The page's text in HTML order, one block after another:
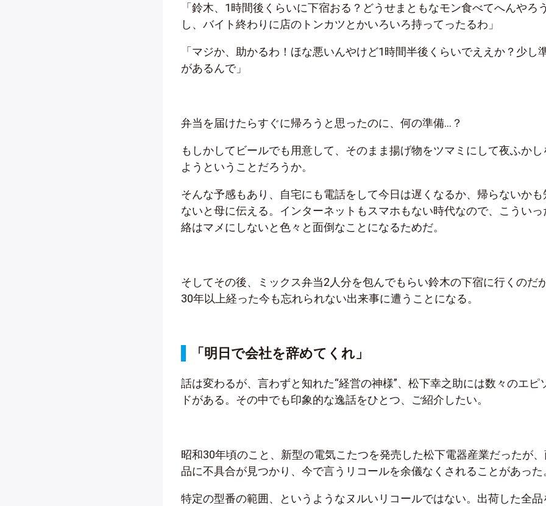
「鈴木、1時間後くらいに下宿おる？どうせまともなモン食べてへんやろう
し、バイト終わりに店のトンカツとかいろいろ持ってったるわ」
「マジか、助かるわ！ほな悪いんやけど1時間半後くらいでええか？少し
があるんで」
弁当を届けたらすぐに帰ろうと思ったのに、何の準備…？
もしかしてビールでも用意して、そのまま揚げ物をツマミにして夜ふかし
ようということだろうか。
そんな予感もあり、自宅にも電話をして今日は遅くなるか、帰らないかも
ないと母に伝える。インターネットもスマホもない時代なので、こういっ
絡はマメにしないと色々と面倒なことになるためだ。
そしてその後、ミックス弁当2人分を包んでもらい鈴木の下宿に行くのだが
30年以上経った今も忘れられない出来事に遭うことになる。
「明日で会社を辞めてくれ」
話は変わるが、言わずと知れた“経営の神様”、松下幸之助には数々のエピ
ドがある。その中でも印象的な逸話をひとつ、ご紹介したい。
昭和30年頃のこと、新型の電気こたつを発売した松下電器産業だったが
品に不具合が見つかり、今で言うリコールを余儀なくされることがあった
特定の型番の範囲、というようなヌルいリコールではない。出荷した全品